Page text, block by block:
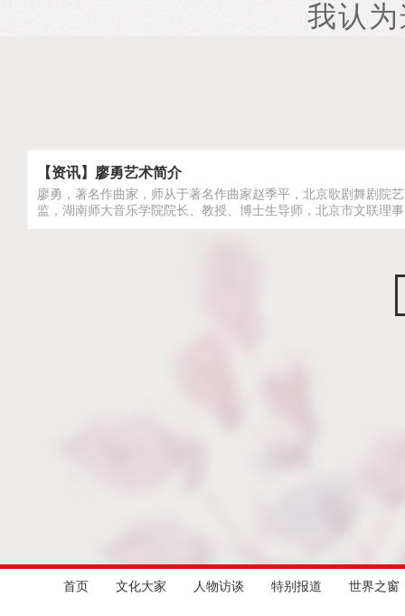
我认
【资讯】廖勇艺术简介
廖勇，著名作曲家，师从于著名作曲家赵季平，北京歌剧舞剧院
监，湖南师大音乐学院院长、教授、博士生导师，北京市文联理
首页 文化大家 人物访谈 特别报道 世界之窗